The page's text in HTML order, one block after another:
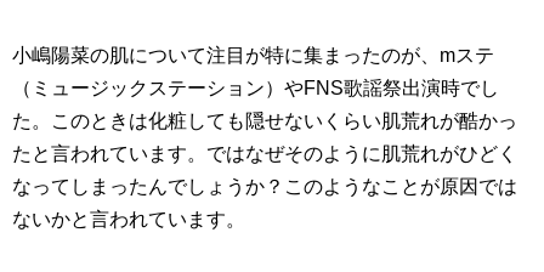
小嶋陽菜の肌について注目が特に集まったのが、mステ
（ミュージックステーション）やFNS歌謡祭出演時でし
た。このときは化粧しても隠せないくらい肌荒れが酷かっ
たと言われています。ではなぜそのように肌荒れがひどく
なってしまったんでしょうか？このようなことが原因では
ないかと言われています。